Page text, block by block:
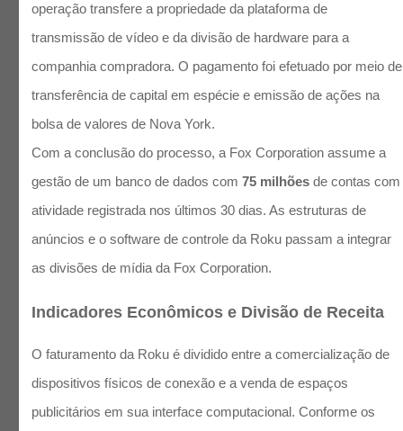
operação transfere a propriedade da plataforma de
transmissão de vídeo e da divisão de hardware para a
companhia compradora. O pagamento foi efetuado por meio de
transferência de capital em espécie e emissão de ações na
bolsa de valores de Nova York.
Com a conclusão do processo, a Fox Corporation assume a
gestão de um banco de dados com75 milhões de contas com
atividade registrada nos últimos 30 dias. As estruturas de
anúncios e o software de controle da Roku passam a integrar
as divisões de mídia da Fox Corporation.
Indicadores Econômicos e Divisão de Receita
O faturamento da Roku é dividido entre a comercialização de
dispositivos físicos de conexão e a venda de espaços
publicitários em sua interface computacional. Conforme os